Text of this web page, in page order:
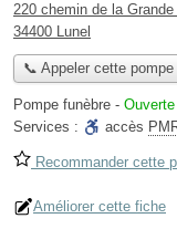
220 chemin de la Grande
34400 Lunel
📞 Appeler cette pompe
Pompe funèbre -
Services :
accès
Recommander cette
Améliorer cette fiche